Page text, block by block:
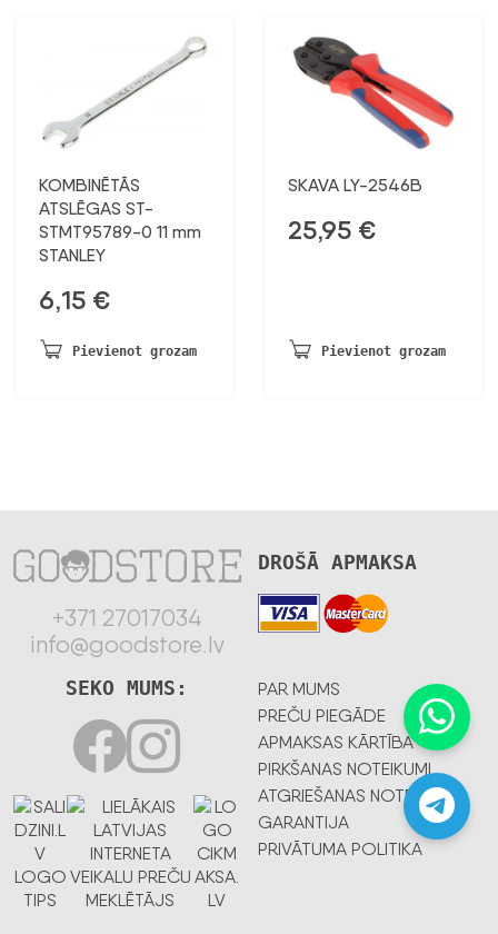
KOMBINĒTĀS
ATSLĒGAS ST-
STMT95789-0 11 mm
STANLEY
6,15 €
Pievienot grozam
SKAVA LY-2546B
25,95 €
Pievienot grozam
+371 27017034
info@goodstore.lv
DROŠĀ APMAKSA
PAR MUMS
PREČU PIEGĀDE
APMAKSAS KĀRTĪBA
PIRKŠANAS NOTEIKUMI
ATGRIEŠANAS NOTEIKUMI
GARANTIJA
PRIVĀTUMA POLITIKA
SEKO MUMS: